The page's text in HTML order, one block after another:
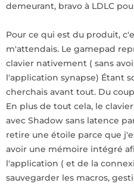
demeurant, bravo à LDLC
Pour ce qui est du produit,
m'attendais. Le gamepad
clavier nativement ( sans
l'application synapse) Étant
cherchais avant tout. Du
En plus de tout cela, le
avec Shadow sans latence
retire une étoile parce que
avoir une mémoire intégré
l'application ( et de la
sauvegarder les macros,